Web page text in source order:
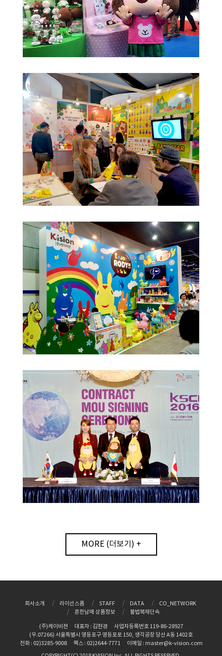
MORE (더보기) +
회사소개 라이선스폼 STAFF DATA
CO_NETWORK
흔한남매 상품정보
불법복제단속
(주)케이비젼 대표자 : 김현경
사업자등록번호 119-86-28927
(우.07266) 서울특별시 영등포구 영등포로 150, 생각공장 당산 A동 1402호
전화 : 02)3285-9008
팩스 : 02)2644-7771
이메일 : master@k-vision.com